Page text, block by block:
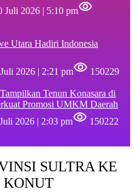
Juli 2026 | 5:10 pm
Utara Hadiri Indonesia
2026 | 2:21 pm
150229
Tenun Konasara di
Promosi UMKM Daerah
2026 | 2:03 pm 150222
SULTRA KE
KONUT